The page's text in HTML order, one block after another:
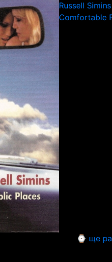
Russell Simins
Comfortable
⌚ ще